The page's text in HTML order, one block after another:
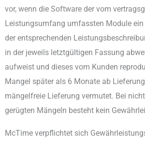
vor, wenn die Software der vom
Leistungsumfang umfassten Module ein
der entsprechenden
in der jeweils letztgültigen Fassung
aufweist und dieses vom Kunden
Mangel später als 6 Monate ab
mängelfreie Lieferung vermutet. Bei
gerügten Mängeln besteht kein
McTime verpflichtet sich